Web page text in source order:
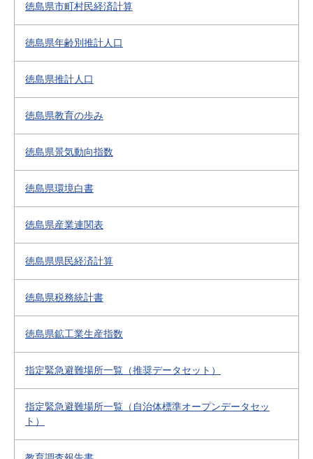
徳島県市町村民経済計算
徳島県年齢別推計人口
徳島県推計人口
徳島県教育の歩み
徳島県景気動向指数
徳島県環境白書
徳島県産業連関表
徳島県県民経済計算
徳島県税務統計書
徳島県鉱工業生産指数
指定緊急避難場所一覧（推奨データセット）
指定緊急避難場所一覧（自治体標準オープンデータセッ
ト）